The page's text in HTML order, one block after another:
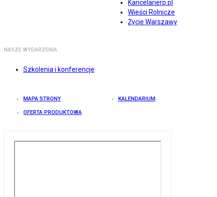
Kancelarierp.pl
Wieści Rolnicze
Życie Warszawy
NASZE WYDARZENIA
Szkolenia i konferencje
MAPA STRONY KALENDARIUM
OFERTA PRODUKTOWA